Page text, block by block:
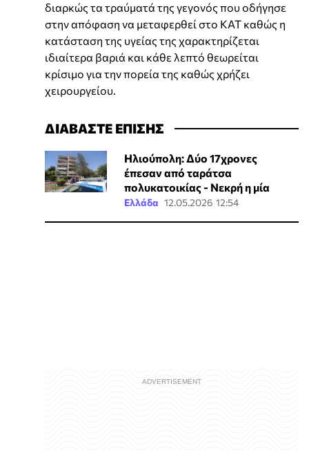
διαρκώς τα τραύματά της γεγονός που οδήγησε
στην απόφαση να μεταφερθεί στο ΚΑΤ καθώς η
κατάσταση της υγείας της χαρακτηρίζεται
ιδιαίτερα βαριά και κάθε λεπτό θεωρείται
κρίσιμο για την πορεία της καθώς χρήζει
χειρουργείου.
ΔΙΑΒΑΣΤΕ ΕΠΙΣΗΣ
Ηλιούπολη: Δύο 17χρονες
έπεσαν από ταράτσα
πολυκατοικίας - Νεκρή η μία
Ελλάδα 12.05.2026 12:54